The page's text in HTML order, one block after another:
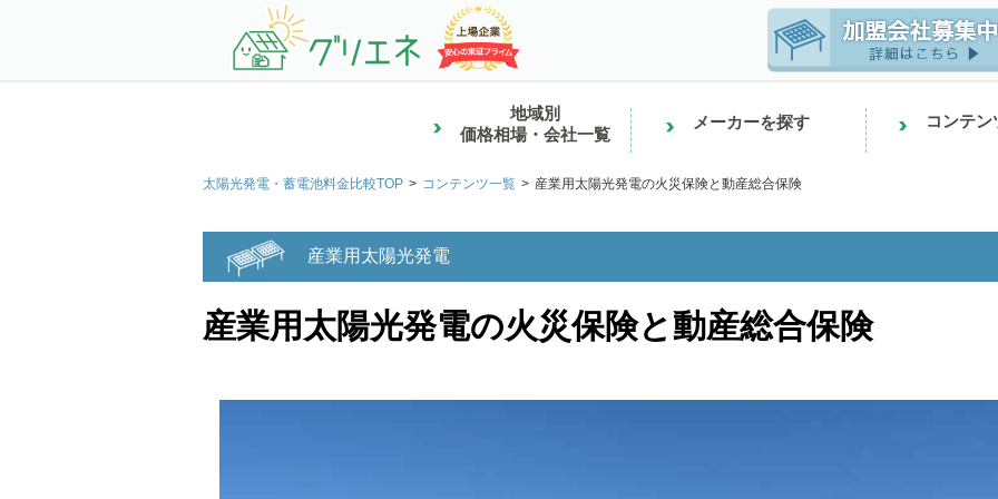
地域別
価格相場・会社一覧
メーカーを探す コンテン
太陽光発電・蓄電池料金比較TOP コンテンツ一覧 産業用太陽光発電の火災保険と動産総合保険
産業用太陽光発電
産業用太陽光発電の火災保険と動産総合保険